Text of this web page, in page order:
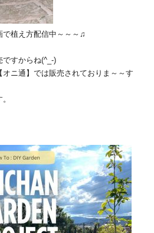
で植え方配信中～～～♫
ですからね(^_-)
ニ通】では販売されておりま～～す